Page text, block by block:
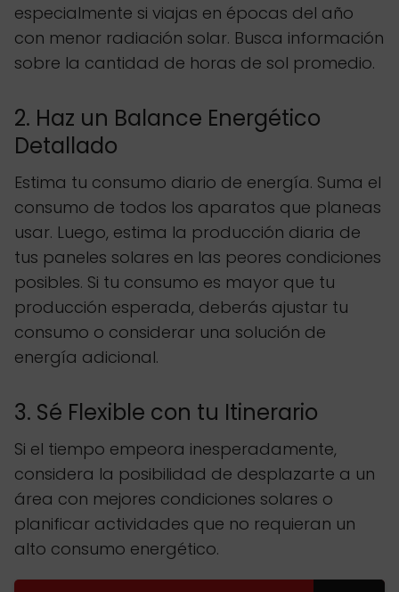
especialmente si viajas en épocas del año
con menor radiación solar. Busca información
sobre la cantidad de horas de sol promedio.
2. Haz un Balance Energético
Detallado
Estima tu consumo diario de energía. Suma el
consumo de todos los aparatos que planeas
usar. Luego, estima la producción diaria de
tus paneles solares en las peores condiciones
posibles. Si tu consumo es mayor que tu
producción esperada, deberás ajustar tu
consumo o considerar una solución de
energía adicional.
3. Sé Flexible con tu Itinerario
Si el tiempo empeora inesperadamente,
considera la posibilidad de desplazarte a un
área con mejores condiciones solares o
planificar actividades que no requieran un
alto consumo energético.